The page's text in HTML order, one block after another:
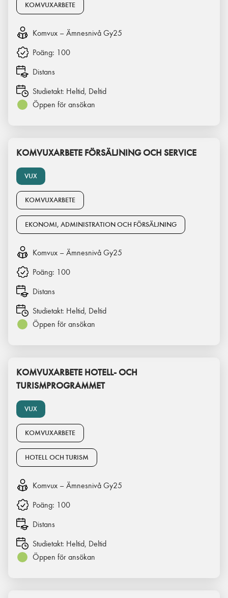
KOMVUXARBETE
Komvux – Ämnesnivå Gy25
Poäng: 100
Distans
Studietakt: Heltid, Deltid
Öppen för ansökan
VUX
KOMVUXARBETE FÖRSÄLJNING OCH SERVICE
KOMVUXARBETE
EKONOMI, ADMINISTRATION OCH FÖRSÄLJNING
Komvux – Ämnesnivå Gy25
Poäng: 100
Distans
Studietakt: Heltid, Deltid
Öppen för ansökan
VUX
KOMVUXARBETE HOTELL- OCH
TURISMPROGRAMMET
KOMVUXARBETE
HOTELL OCH TURISM
Komvux – Ämnesnivå Gy25
Poäng: 100
Distans
Studietakt: Heltid, Deltid
Öppen för ansökan